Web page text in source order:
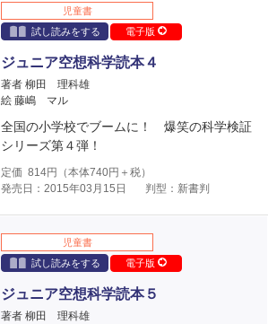
児童書
試し読みをする
電子版
ジュニア空想科学読本４
著者 柳田 理科雄
絵 藤嶋 マル
全国の小学校でブームに！ 爆笑の科学検証
シリーズ第４弾！
定価 814円（本体740円＋税）
発売日：2015年03月15日
判型：新書判
児童書
試し読みをする
電子版
ジュニア空想科学読本５
著者 柳田 理科雄